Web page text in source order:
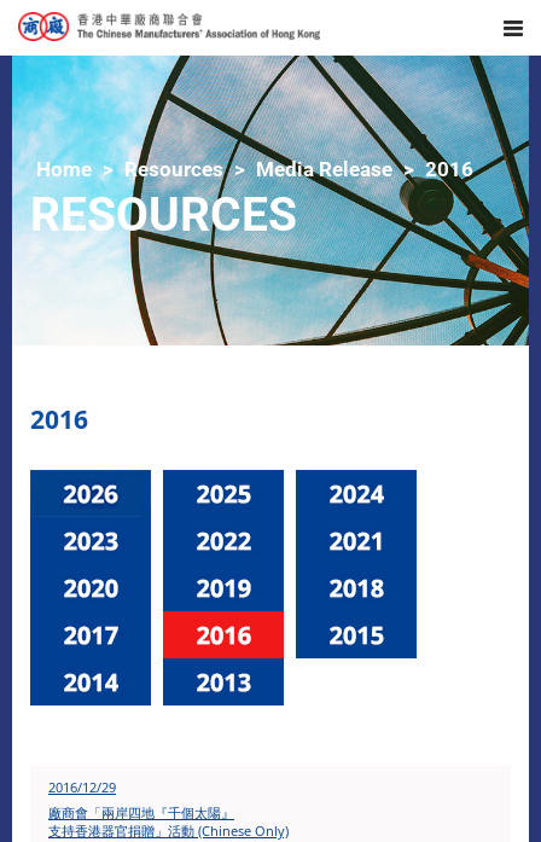
Home Resources Media Release 2016
RESOURCES
2016
2016/12/29
廠商會「兩岸四地『千個太陽』
支持香港器官捐贈」活動 (Chinese Only)